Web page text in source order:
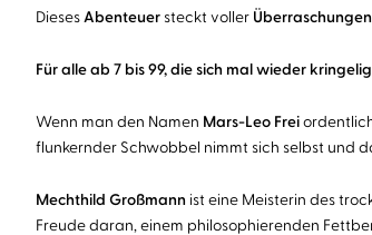
DiesesAbenteuer steckt voller Überraschungen
Für alle ab 7 bis 99, die sich mal wieder
Wenn man den Namen Mars-Leo Frei
flunkernder Schwobbel nimmt sich selbst und
Mechthild Großmann ist eine Meisterin des
Freude daran, einem philosophierenden